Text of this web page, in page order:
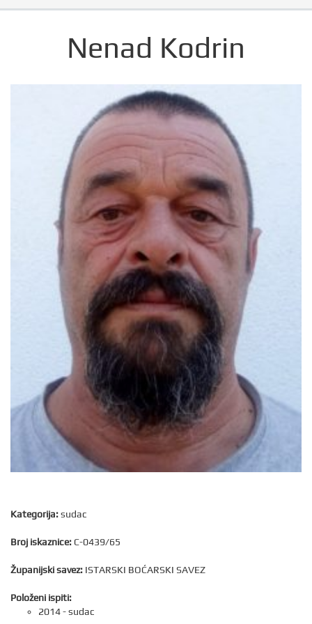
Nenad Kodrin
Kategorija:sudac
Broj iskaznice: C-0439/65
Županijski savez: ISTARSKI BOĆARSKI SAVEZ
Položeni ispiti:
2014 - sudac